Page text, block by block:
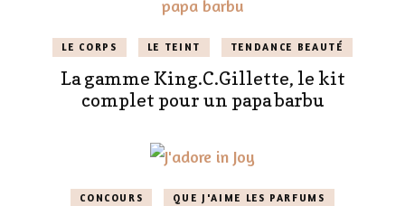
LE CORPS LE TEINT TENDANCE BEAUTÉ
La gamme King.C.Gillette, le kit
complet pour un papa barbu
CONCOURS
QUE J'AIME LES PARFUMS